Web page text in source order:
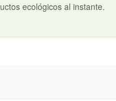
ecológicos al instante.